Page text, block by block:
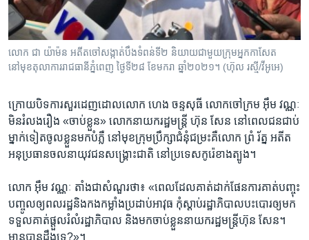
លោក ជា យ៉ាម៉ន អតីតចៅសង្កាត់បឹងទំពន់ទី២ និយាយជាមួយក្រុមអ្នកកាសែត
នៅមុខតុលាការរាជធានីភ្នំពេញ ថ្ងៃទី២៨ ខែមករា ឆ្នាំ២០២១។ (ហ៊ុល រស្មី/វីអូអេ)
ក្រោយ​បិទ​ការ​សួរដេញ​ដោល​លោក ​ហេង​ ចន្ទសុធី​ លោក​ចៅក្រម អ៊ឹម វណ្ណៈ​
មិន​រំលង​រឿង «ចាប់ខ្លួន» លោក​នាយករដ្ឋ​មន្ត្រី ហ៊ុន សែន​ នៅ​ពេល​ជន​ជាប់​
ម្នាក់​ទៀត​ចូល​ខ្លួន​មក​បំភ្លឺ​ នៅ​មុខ​ក្រុមប្រឹក្សា​ជំនុំ​ជម្រះ​គឺ​លោក ព្រំ រ័ត្ន អតីត​
អនុប្រធាន​ចលនា​យុវជន​សង្គ្រោះ​ជាតិ នៅ​ប្រទេស​កូរ៉េ​ខាងត្បូង។
លោក​ អ៊ឹម វណ្ណៈ​ តាំង​ជា​សំណួរ​ថា៖ «ពេល​ដែល​គាត់​ដាក់​ផែនការ​គាត់​បញ្ចុះ
បញ្ចូលឲ្យ​ពលរដ្ឋ​និង​កង​កម្លាំង​ប្រដាប់​អាវុធ​ កុំ​ស្តាប់​រដ្ឋាភិបាល​បះបោរ​ឲ្យ​មក​
ទទួល​គាត់​ផ្តួល​រំលំ​រដ្ឋាភិបាល ​និង​មក​ចាប់​ខ្លួន​នាយករដ្ឋ​មន្ត្រី​ហ៊ុន​ សែន។
មាន​បាន​ដឹង​ទេ?»។